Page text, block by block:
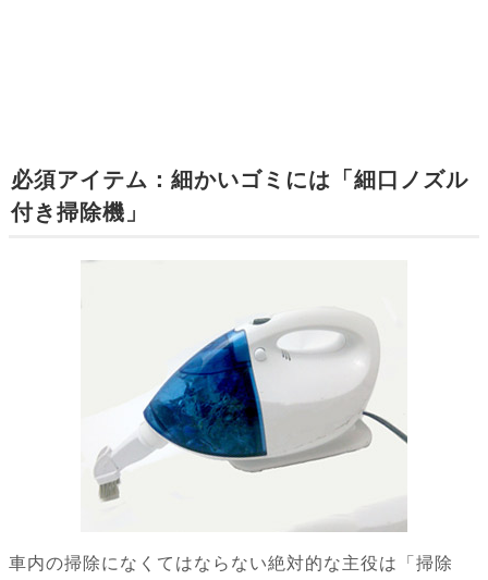
必須アイテム：細かいゴミには「細口ノズル
付き掃除機」
車内の掃除になくてはならない絶対的な主役は「掃除